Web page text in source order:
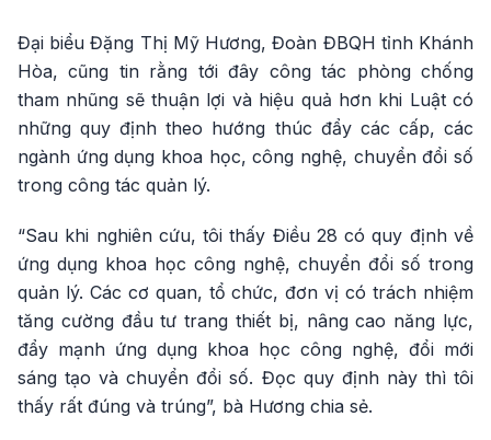
Đại biểu Đặng Thị Mỹ Hương, Đoàn ĐBQH tỉnh Khánh
Hòa, cũng tin rằng tới đây công tác phòng chống
tham nhũng sẽ thuận lợi và hiệu quả hơn khi Luật có
những quy định theo hướng thúc đẩy các cấp, các
ngành ứng dụng khoa học, công nghệ, chuyển đổi số
trong công tác quản lý.
“Sau khi nghiên cứu, tôi thấy Điều 28 có quy định về
ứng dụng khoa học công nghệ, chuyển đổi số trong
quản lý. Các cơ quan, tổ chức, đơn vị có trách nhiệm
tăng cường đầu tư trang thiết bị, nâng cao năng lực,
đẩy mạnh ứng dụng khoa học công nghệ, đổi mới
sáng tạo và chuyển đổi số. Đọc quy định này thì tôi
thấy rất đúng và trúng”, bà Hương chia sẻ.